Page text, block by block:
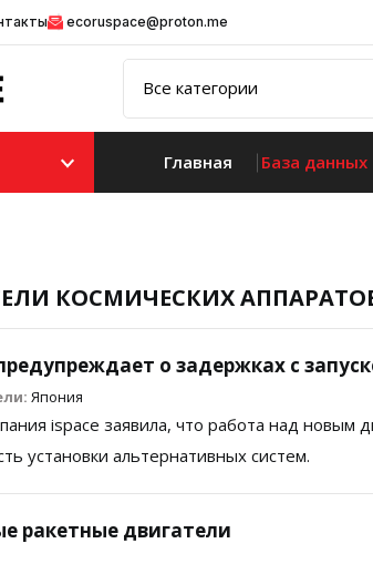
ecoruspace@proton.me
Главная База данных
КОСМИЧЕСКИХ
о задержках с
Япония
ispace заявила, что работа над новым
установки альтернативных систем.
ракетные двигатели